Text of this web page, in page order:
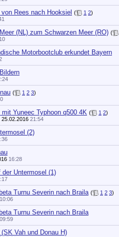
Rees nach Hooksiel ( 1 2)
(NL) zum Schwarzen Meer (RO) (
Motorbootclub erkundet Bayern
( 1 2 3)
Yuneec Typhoon q500 4K ( 1 2)
25.02.2016 21:54
(2)
16:28
Untermosel (1)
Turnu Severin nach Braila ( 1 2 3)
10:06
Turnu Severin nach Braila
09:59
Vah und Donau H)